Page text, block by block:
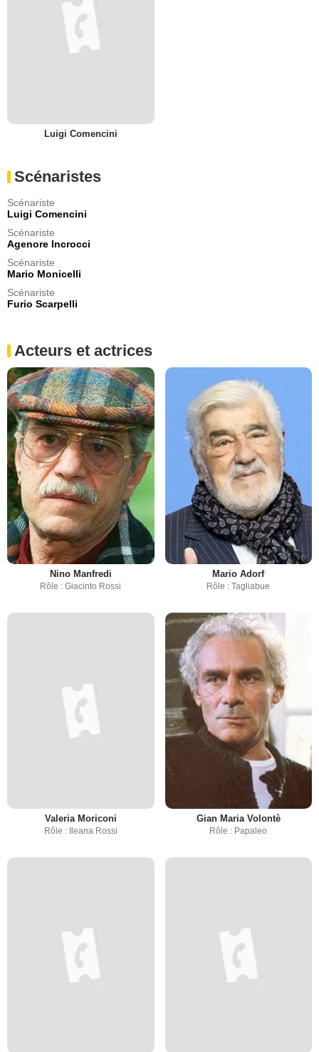
Luigi Comencini
Scénaristes
Scénariste
Luigi Comencini
Scénariste
Agenore Incrocci
Scénariste
Mario Monicelli
Scénariste
Furio Scarpelli
Acteurs et actrices
Nino Manfredi
Rôle : Giacinto Rossi
Mario Adorf
Rôle : Tagliabue
Valeria Moriconi
Rôle : Ileana Rossi
Gian Maria Volontè
Rôle : Papaleo